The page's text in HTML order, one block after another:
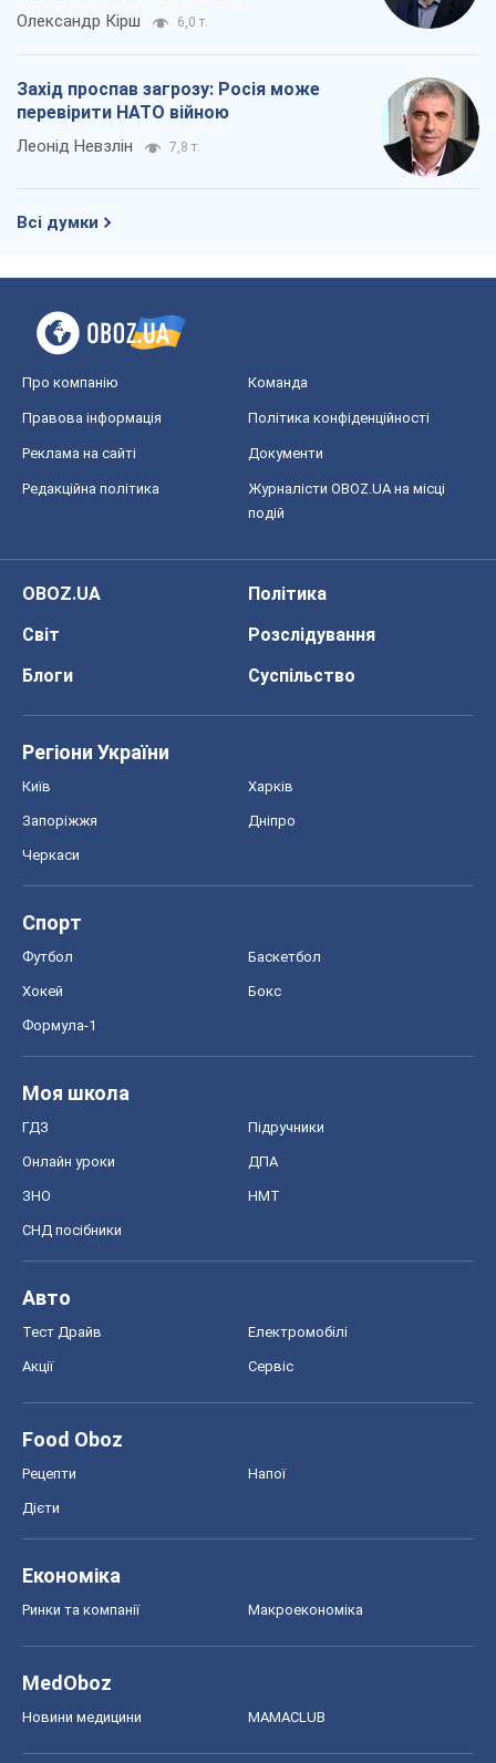
Олександр Кірш 6,0 т.
Захід проспав загрозу: Росія може
перевірити НАТО війною
Леонід Невзлін 7,8 т.
Всі думки
Про компанію Команда
Правова інформація Політика конфіденційності
Реклама на сайті Документи
Редакційна політика
Журналісти OBOZ.UA на місці
подій
OBOZ.UA
Політика
Світ
Розслідування
Блоги
Суспільство
Регіони України
Київ Харків
Запоріжжя Дніпро
Черкаси
Спорт
Футбол Баскетбол
Хокей Бокс
Формула-1
Моя школа
ГДЗ Підручники
Онлайн уроки ДПА
ЗНО НМТ
СНД посібники
Авто
Тест Драйв Електромобілі
Акції Сервіс
Food Oboz
Рецепти Напої
Дієти
Економіка
Ринки та компанії Макроекономіка
MedOboz
Новини медицини MAMACLUB